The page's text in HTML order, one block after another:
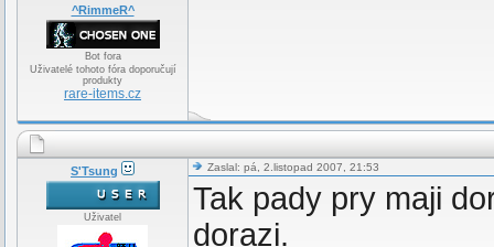
^RimmeR^
Bot fora
Uživatelé tohoto fóra doporučují
produkty
rare-items.cz
S'Tsung
Uživatel
Zaslal: pá, 2.listopad 2007, 21:53
Tak pady pry maji
dorazi.